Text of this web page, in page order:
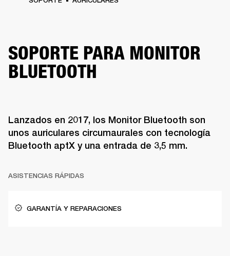
SOPORTE PARA MONITOR
BLUETOOTH
Lanzados en 2017, los Monitor Bluetooth son
unos auriculares circumaurales con tecnología
Bluetooth aptX y una entrada de 3,5 mm.
ASISTENCIAS RÁPIDAS
GARANTÍA Y REPARACIONES